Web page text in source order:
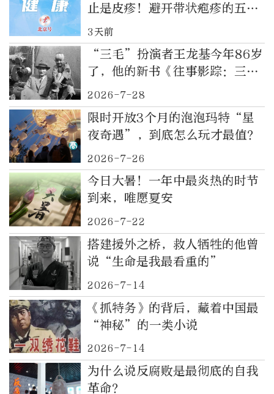
止是皮疹！避开带状疱疹的五个
认知误区
3天前
“三毛”扮演者王龙基今年86岁
了，他的新书《往事影踪：三毛
的朋友圈》装满温暖回忆
2026-7-28
限时开放3个月的泡泡玛特“星
夜奇遇”，到底怎么玩才最值？
2026-7-26
今日大暑！一年中最炎热的时节
到来，唯愿夏安
2026-7-22
搭建援外之桥，救人牺牲的他曾
说“生命是我最看重的”
2026-7-14
《抓特务》的背后，藏着中国最
“神秘”的一类小说
2026-7-14
为什么说反腐败是最彻底的自我
革命？